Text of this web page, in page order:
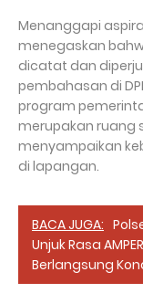
Menanggapi
menegaskan
dicatat dan
pembahasan di
program
merupakan ruang
menyampaikan
di lapangan.
BACA JUGA:
Unjuk Rasa
Berlangsung